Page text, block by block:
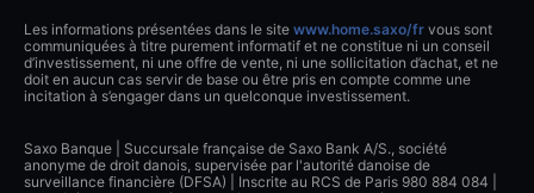
Les informations présentées dans le site www.home.saxo/fr vous sont
communiquées à titre purement informatif et ne constitue ni un conseil
d’investissement, ni une offre de vente, ni une sollicitation d’achat, et ne
doit en aucun cas servir de base ou être pris en compte comme une
incitation à s’engager dans un quelconque investissement.
Saxo Banque | Succursale française de Saxo Bank A/S., société
anonyme de droit danois, supervisée par l'autorité danoise de
surveillance financière (DFSA) | Inscrite au RCS de Paris 980 884 084 |